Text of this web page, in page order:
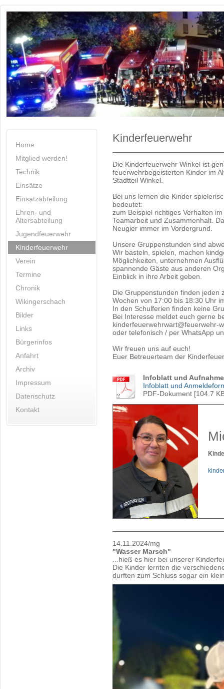
Home
Mitglied werden!
Technik
Einsätze
Einsatzabteilung
Ehren- und
Altersabteilung
Jugendfeuerwehr
Kinderfeuerwehr
Verein
Termine
Chronik
Wikingerschach
Bilder
Links
Bürgerinfos
Anfahrt
Archiv
Impressum
Datenschutz
Kontakt
Kinderfeuerwehr
Die Kinderfeuerwehr Winkel ist
feuerwehrbegeisterten Kinder im
Stadtteil Winkel.
Bei uns lernen die Kinder
bedeutet:
zum Beispiel richtiges Verhalten
Teamarbeit und Zusammenhalt.
Neugier immer im Vordergrund.
Unsere Gruppenstunden sind
Wir basteln, spielen, machen
Möglichkeiten, unternehmen
spannende Gäste aus anderen
Einblick in ihre Arbeit geben.
Die Gruppenstunden finden jeden
Wochen von 17:00 bis 18:30 Uhr
In den Schulferien finden keine
Bei Interesse meldet euch gerne
kinderfeuerwehrwart@feuerwehr-
oder telefonisch / per WhatsApp
Wir freuen uns auf euch!
Euer Betreuerteam der
Infoblatt und
Infoblatt und
PDF-Dokument [104.7
14.11.2024/mg
"Wasser Marsch"
...hieß es hier bei unserer
Die Kinder lernten die
durften zum Schluss sogar ein